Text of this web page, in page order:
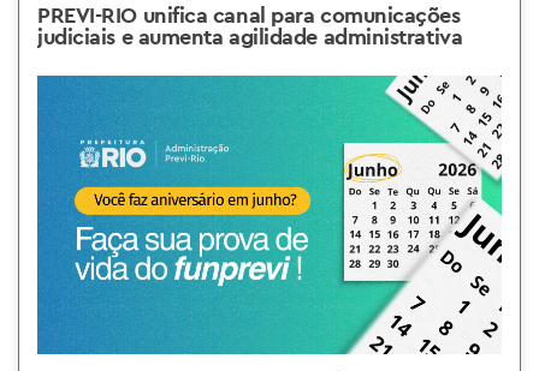
PREVI-RIO unifica canal para comunicações
judiciais e aumenta agilidade administrativa